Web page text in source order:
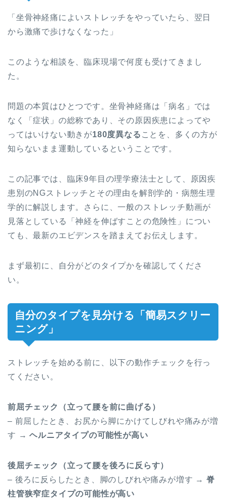
「坐骨神経痛によいストレッチをやっていたら、翌日
から激痛で歩けなくなった」
このような相談を、臨床現場で何度も受けてきまし
た。
問題の本質はひとつです。坐骨神経痛は「病名」では
なく「症状」の総称であり、その原因疾患によってや
ってはいけない動きが180度異なる ことを、多くの方が
知らないまま運動しているということです。
この記事では、臨床9年目の理学療法士として、原因疾
患別のNGストレッチとその理由を解剖学的・病態生理
学的に解説します。さらに、一般のストレッチ動画が
見落としている「神経を伸ばすことの危険性」につい
ても、最新のエビデンスを踏まえてお伝えします。
まず最初に、自分がどのタイプかを確認してくださ
い。
自分のタイプを見分ける「簡易スクリー
ニング」
ストレッチを始める前に、以下の動作チェックを行っ
てください。
前屈チェック（立って腰を前に曲げる）
– 前屈したとき、お尻から脚にかけてしびれや痛みが増
す →ヘルニアタイプの可能性が高い
後屈チェック（立って腰を後ろに反らす）
– 後ろに反らしたとき、脚のしびれや痛みが増す → 脊
柱管狭窄症タイプの可能性が高い